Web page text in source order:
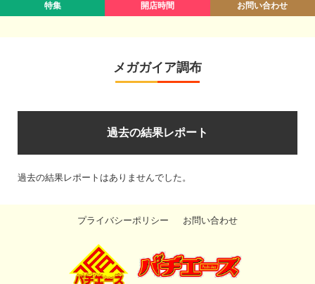
特集 開店時間 お問い合わせ
メガガイア調布
過去の結果レポート
過去の結果レポートはありませんでした。
プライバシーポリシー お問い合わせ